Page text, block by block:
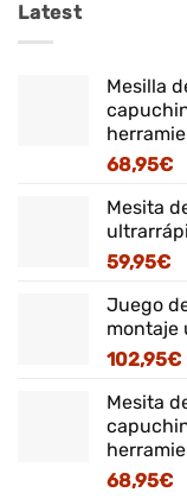
Latest
Mesilla
68,95€
Mesita
59,95€
Juego
montaje
102,95€
Mesita
68,95€